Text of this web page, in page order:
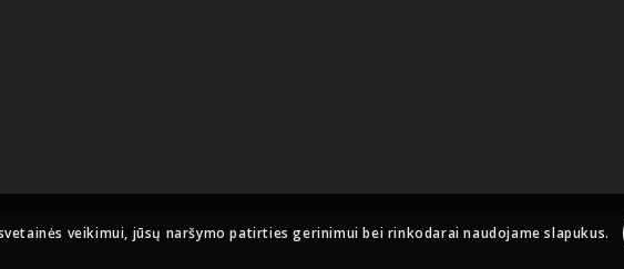
veikimui, jūsų naršymo patirties gerinimui bei rinkodarai naudojame slapukus.